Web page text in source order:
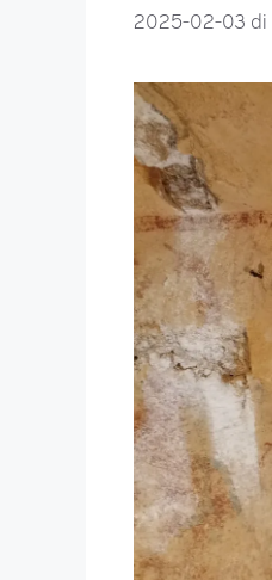
2025-02-03 di